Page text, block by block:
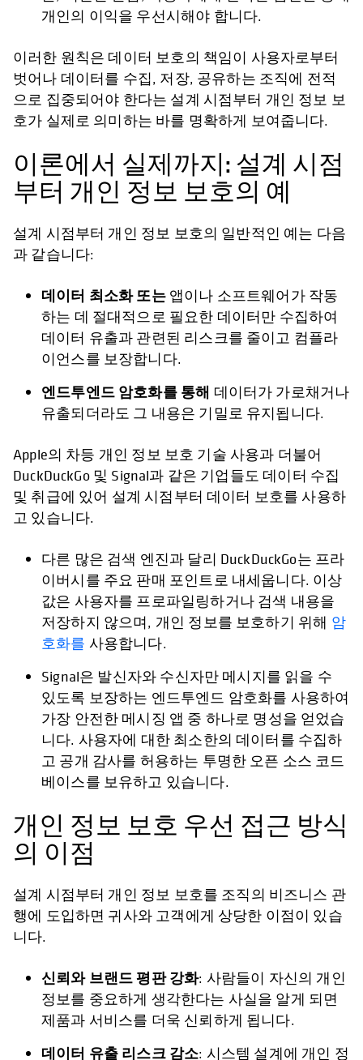
개인의 이익을 우선시해야 합니다.
이러한 원칙은 데이터 보호의 책임이 사용자로부터
벗어나 데이터를 수집, 저장, 공유하는 조직에 전적
으로 집중되어야 한다는 설계 시점부터 개인 정보 보
호가 실제로 의미하는 바를 명확하게 보여줍니다.
이론에서 실제까지: 설계 시점
부터 개인 정보 보호의 예
설계 시점부터 개인 정보 보호의 일반적인 예는 다음
과 같습니다:
데이터 최소화 또는앱이나 소프트웨어가 작동
하는 데 절대적으로 필요한 데이터만 수집하여
데이터 유출과 관련된 리스크를 줄이고 컴플라
이언스를 보장합니다.
엔드투엔드 암호화를 통해 데이터가 가로채거나
유출되더라도 그 내용은 기밀로 유지됩니다.
Apple의 차등 개인 정보 보호 기술 사용과 더불어
DuckDuckGo 및 Signal과 같은 기업들도 데이터 수집
및 취급에 있어 설계 시점부터 데이터 보호를 사용하
고 있습니다.
다른 많은 검색 엔진과 달리 DuckDuckGo는 프라
이버시를 주요 판매 포인트로 내세웁니다. 이상
값은 사용자를 프로파일링하거나 검색 내용을
저장하지 않으며, 개인 정보를 보호하기 위해 암
호화를 사용합니다.
Signal은 발신자와 수신자만 메시지를 읽을 수
있도록 보장하는 엔드투엔드 암호화를 사용하여
가장 안전한 메시징 앱 중 하나로 명성을 얻었습
니다. 사용자에 대한 최소한의 데이터를 수집하
고 공개 감사를 허용하는 투명한 오픈 소스 코드
베이스를 보유하고 있습니다.
개인 정보 보호 우선 접근 방식
의 이점
설계 시점부터 개인 정보 보호를 조직의 비즈니스 관
행에 도입하면 귀사와 고객에게 상당한 이점이 있습
니다.
신뢰와 브랜드 평판 강화: 사람들이 자신의 개인
정보를 중요하게 생각한다는 사실을 알게 되면
제품과 서비스를 더욱 신뢰하게 됩니다.
데이터 유출 리스크 감소: 시스템 설계에 개인 정